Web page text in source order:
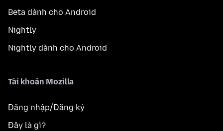
Beta dành cho Android
Nightly
Nightly dành cho Android
Tài khoản Mozilla
Đăng nhập/Đăng ký
Đây là gì?